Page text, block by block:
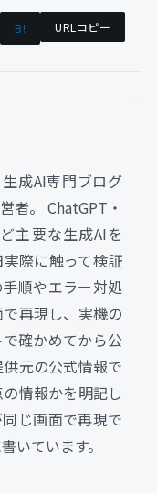
B! URLコピー
成AI専門ブログ
者。 ChatGPT・
主要な生成AIを
際に触って検証
順やエラー対処
再現し、実機の
確かめてから公
元の公式情報で
情報かを明記し
じ画面で再現で
いています。